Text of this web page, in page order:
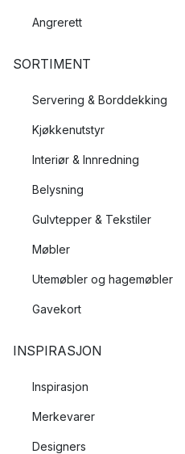
Angrerett
SORTIMENT
Servering & Borddekking
Kjøkkenutstyr
Interiør & Innredning
Belysning
Gulvtepper & Tekstiler
Møbler
Utemøbler og hagemøbler
Gavekort
INSPIRASJON
Inspirasjon
Merkevarer
Designers